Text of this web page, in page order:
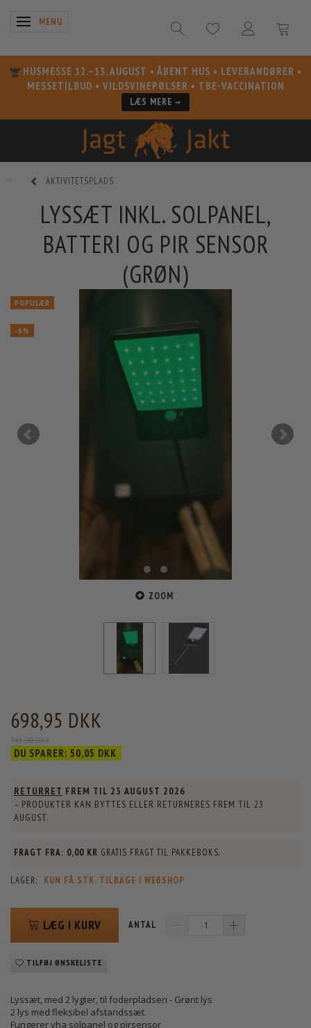
SKIFTE NAVIGATION
MENU
HUSMESSE 12.–13. AUGUST • ÅBENT HUS • LEVERANDØRER •
MESSETILBUD • VILDSVINEPØLSER • TBE-VACCINATION
LÆS MERE →
AKTIVITETSPLADS
LYSSÆT INKL. SOLPANEL,
BATTERI OG PIR SENSOR
(GRØN)
POPULÆR
-6%
ZOOM
698,95 DKK
749,00 DKK
DU SPARER: 50,05 DKK
RETURRET FREM TIL 23 AUGUST 2026
– PRODUKTER KAN BYTTES ELLER RETURNERES FREM TIL 23
AUGUST.
FRAGT FRA: 0,00 KR GRATIS FRAGT TIL PAKKEBOKS.
LAGER: KUN FÅ STK. TILBAGE I WEBSHOP
LÆG I KURV ANTAL
TILFØJ ØNSKELISTE
Lyssæt, med 2 lygter, til foderpladsen - Grønt lys
2 lys med fleksibel afstandssæt.
Fungerer vha solpanel og pirsensor